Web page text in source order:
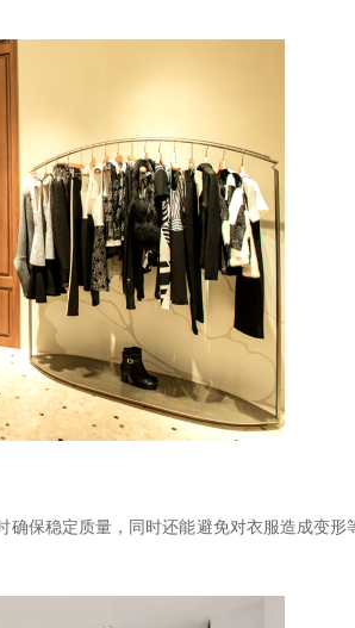
保稳定质量，同时还能避免对衣服造成变形